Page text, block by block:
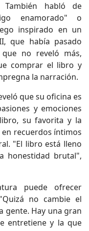
habló de
enamorado" o
inspirado en un
que había pasado
no reveló más,
comprar el libro y
la narración.
que su oficina es
y emociones
su favorita y la
recuerdos íntimos
"El libro está lleno
honestidad brutal",
puede ofrecer
no cambie el
gente. Hay una gran
entretiene y la que